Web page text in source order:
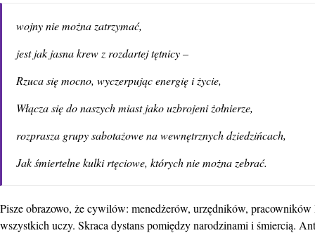
wojny nie można zatrzymać,
jest jak jasna krew z rozdartej tętnicy –
Rzuca się mocno, wyczerpując energię i życie,
Włącza się do naszych miast jako uzbrojeni żołnierze,
rozprasza grupy sabotażowe na wewnętrznych dziedzińcach,
Jak śmiertelne kulki rtęciowe, których nie można zebrać.
Pisze obrazowo, że cywilów: menedżerów, urzędników,
wszystkich uczy. Skraca dystans pomiędzy narodzinami i śmiercią.